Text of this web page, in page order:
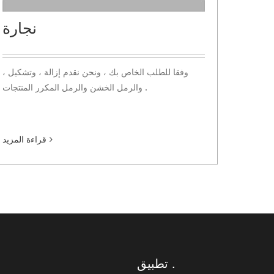
نجارة
وفقا للطلب الخاص بك ، ونحن نقدم إزالة ، وتشكيل ،
والرمل الخشن والرمل المكرر المنتجات .
قراءة المزيد
تطبيق .